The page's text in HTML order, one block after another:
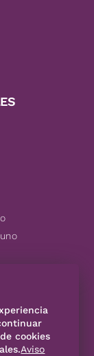
cookies
Aviso